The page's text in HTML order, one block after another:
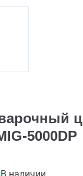
5000DP